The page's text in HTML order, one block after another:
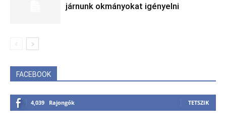
járnunk okmányokat igényelni
FACEBOOK
4,039 Rajongók TETSZIK